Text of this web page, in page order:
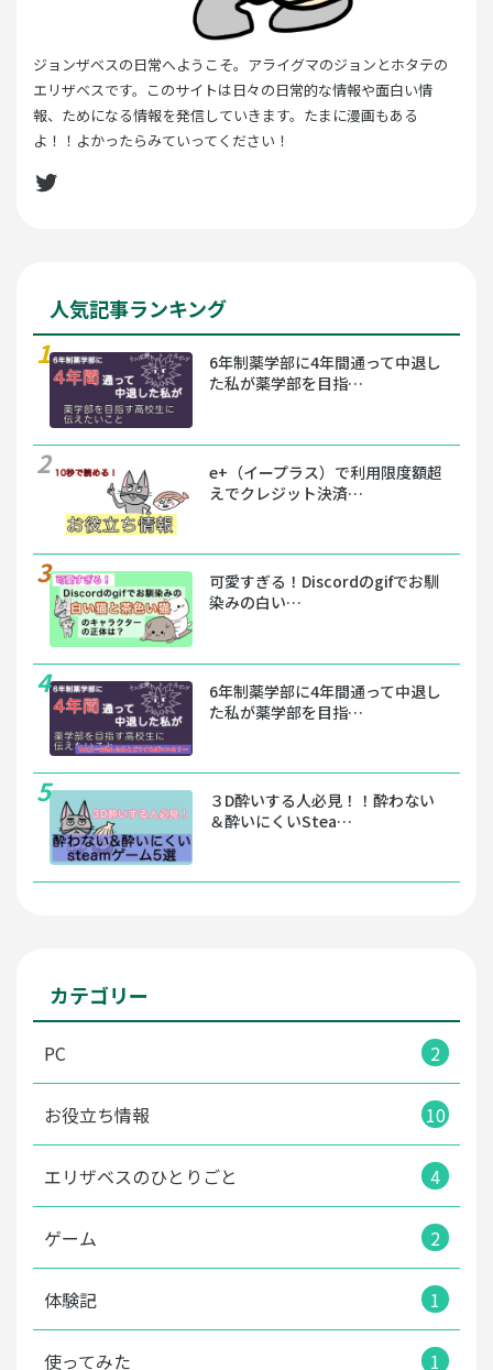
ジョンザベスの日常へようこそ。アライグマのジョンとホタテの
エリザベスです。このサイトは日々の日常的な情報や面白い情
報、ためになる情報を発信していきます。たまに漫画もある
よ！！よかったらみていってください！
Twitter
人気記事ランキング
6年制薬学部に4年間通って中退し
た私が薬学部を目指…
e+（イープラス）で利用限度額超
えでクレジット決済…
可愛すぎる！Discordのgifでお馴
染みの白い…
6年制薬学部に4年間通って中退し
た私が薬学部を目指…
３D酔いする人必見！！酔わない
＆酔いにくいStea…
カテゴリー
PC 2
お役立ち情報 10
エリザベスのひとりごと 4
ゲーム 2
体験記 1
使ってみた 1